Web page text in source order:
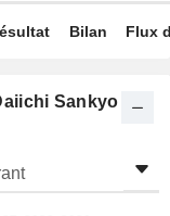
Bilan Flux
Sankyo